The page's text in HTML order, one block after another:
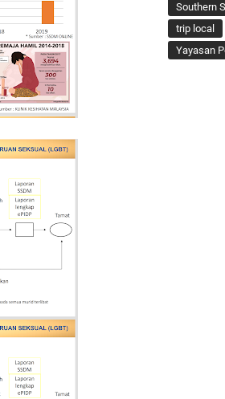
Southern
trip local
Yayasan